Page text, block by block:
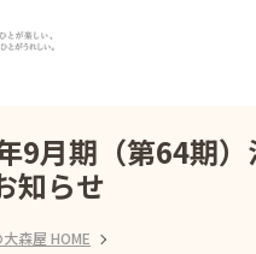
9月期（第64期）
知らせ
森屋 HOME